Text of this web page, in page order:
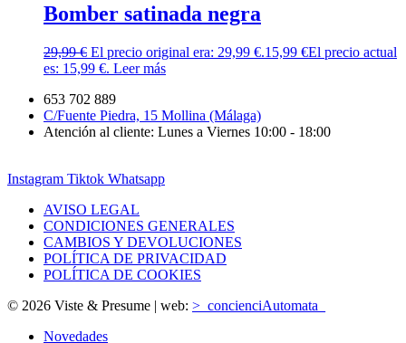
Bomber satinada negra
29,99€ El precio original era: 29,99 €.15,99 €El precio actual
es: 15,99 €. Leer más
653 702 889
C/Fuente Piedra, 15 Mollina (Málaga)
Atención al cliente: Lunes a Viernes 10:00 - 18:00
Instagram Tiktok Whatsapp
AVISO LEGAL
CONDICIONES GENERALES
CAMBIOS Y DEVOLUCIONES
POLÍTICA DE PRIVACIDAD
POLÍTICA DE COOKIES
© 2026 Viste & Presume | web: >_concienciAutomata_
Novedades